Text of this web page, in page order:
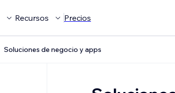
Recursos Precios
Soluciones de negocio y apps